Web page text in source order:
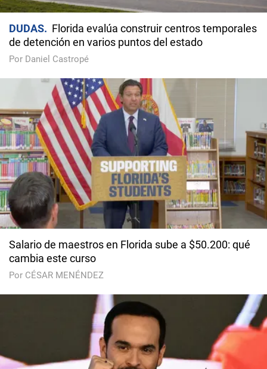
DUDAS
Florida evalúa construir centros temporales
de detención en varios puntos del estado
Por Daniel Castropé
Salario de maestros en Florida sube a $50.200: qué
cambia este curso
Por CÉSAR MENÉNDEZ